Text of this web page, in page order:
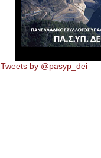
Tweets by @pasyp_dei